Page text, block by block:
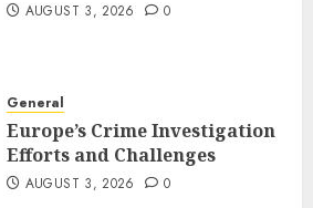
AUGUST 3, 2026 0
General
Europe’s Crime Investigation
Efforts and Challenges
AUGUST 3, 2026 0